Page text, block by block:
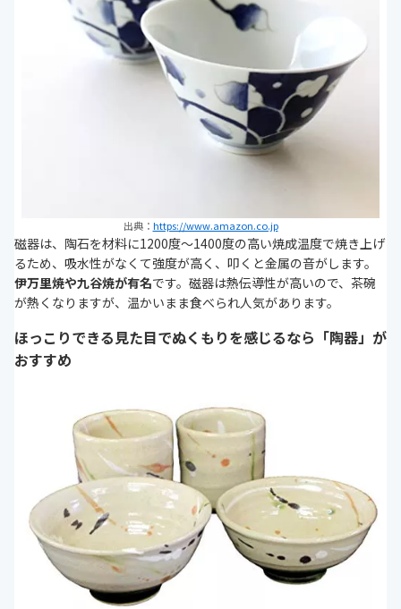
出典： https://www.amazon.co.jp
磁器は、陶石を材料に1200度～1400度の高い焼成温度で焼き上げ
るため、吸水性がなくて強度が高く、叩くと金属の音がします。
伊万里焼や九谷焼が有名です。磁器は熱伝導性が高いので、茶碗
が熱くなりますが、温かいまま食べられ人気があります。
ほっこりできる見た目でぬくもりを感じるなら「陶器」が
おすすめ